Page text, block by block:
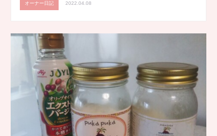
オーナー日記 2022.04.08